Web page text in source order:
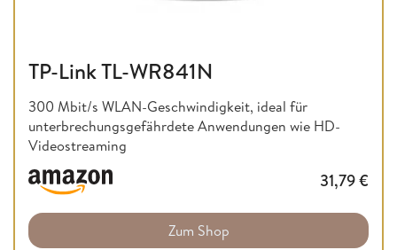
TP-Link TL-WR841N
300 Mbit/s WLAN-Geschwindigkeit, ideal für
unterbrechungsgefährdete Anwendungen wie HD-
Videostreaming
31,79€
Zum Shop